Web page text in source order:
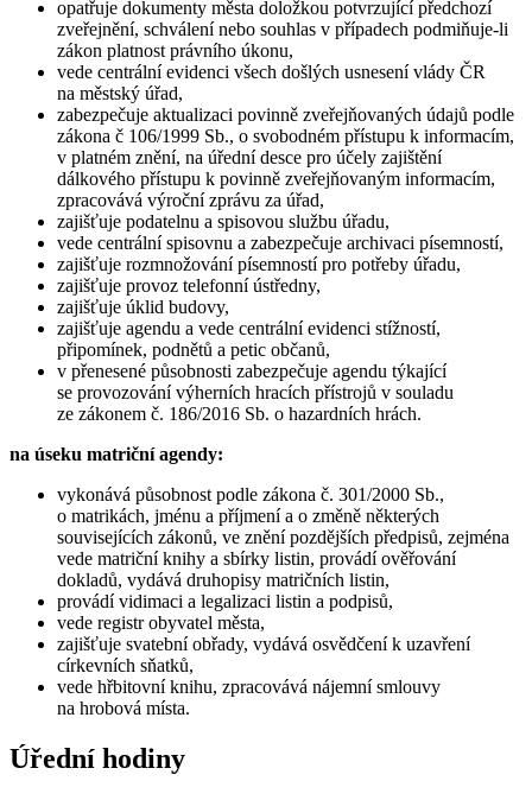
opatřuje dokumenty města doložkou potvrzující předchozí
zveřejnění, schválení nebo souhlas v případech podmiňuje-li
zákon platnost právního úkonu,
vede centrální evidenci všech došlých usnesení vlády ČR
na městský úřad,
zabezpečuje aktualizaci povinně zveřejňovaných údajů podle
zákona č 106/1999 Sb., o svobodném přístupu k informacím,
v platném znění, na úřední desce pro účely zajištění
dálkového přístupu k povinně zveřejňovaným informacím,
zpracovává výroční zprávu za úřad,
zajišťuje podatelnu a spisovou službu úřadu,
vede centrální spisovnu a zabezpečuje archivaci písemností,
zajišťuje rozmnožování písemností pro potřeby úřadu,
zajišťuje provoz telefonní ústředny,
zajišťuje úklid budovy,
zajišťuje agendu a vede centrální evidenci stížností,
připomínek, podnětů a petic občanů,
v přenesené působnosti zabezpečuje agendu týkající
se provozování výherních hracích přístrojů v souladu
ze zákonem č. 186/2016 Sb. o hazardních hrách.
na úseku matriční agendy:
vykonává působnost podle zákona č. 301/2000 Sb.,
o matrikách, jménu a příjmení a o změně některých
souvisejících zákonů, ve znění pozdějších předpisů, zejména
vede matriční knihy a sbírky listin, provádí ověřování
dokladů, vydává druhopisy matričních listin,
provádí vidimaci a legalizaci listin a podpisů,
vede registr obyvatel města,
zajišťuje svatební obřady, vydává osvědčení k uzavření
církevních sňatků,
vede hřbitovní knihu, zpracovává nájemní smlouvy
na hrobová místa.
Úřední hodiny